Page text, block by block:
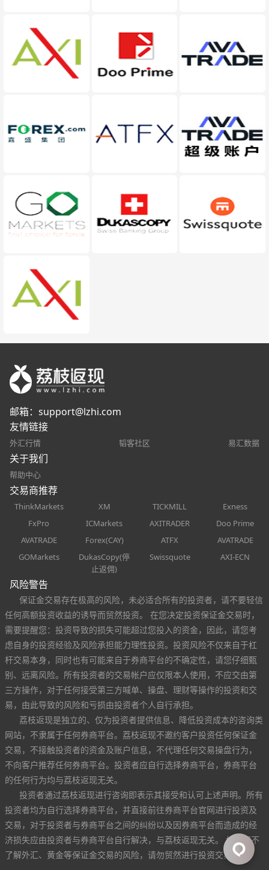
邮箱： support@lzhi.com
友情链接
外汇行情 韬客社区 易汇数据
关于我们
帮助中心
交易商推荐
ThinkMarkets XM TICKMILL
Exness
FxPro
ICMarkets AXITRADER
Doo Prime
AVATRADE
Forex(CAY) ATFX
AVATRADE
GOMarkets
DukasCopy(停
止返佣)
Swissquote AXI-ECN
风险警告
保证金交易存在极高的风险，未必适合所有的投资者，请不要轻信
任何高额投资收益的诱导而贸然投资。 在您决定投资保证金交易时，
需要提醒您：投资导致的损失可能超过您投入的资金，因此，请您考
虑自身的投资经验及风险承担能力理性投资。投资风险不仅来自于杠
杆交易本身，同时也有可能来自于券商平台的不确定性，请您仔细甄
别、远离风险。所有投资者的交易帐户应仅限本人使用，不应交由第
三方操作，对于任何接受第三方喊单、操盘、理财等操作的投资和交
易，由此导致的风险和亏损由投资者个人自行承担。
荔枝返现是独立的、仅为投资者提供信息、降低投资成本的咨询类
网站，不隶属于任何券商平台。荔枝返现不邀约客户投资任何保证金
交易，不接触投资者的资金及账户信息，不代理任何交易操盘行为，
不向客户推荐任何券商平台。投资者应自行选择券商平台，券商平台
的任何行为均与荔枝返现无关。
投资者通过荔枝返现进行咨询即表示其接受和认可上述声明。所有
投资者均为自行选择券商平台，并直接前往券商平台官网进行投资及
交易，对于投资者与券商平台之间的纠纷以及因券商平台而造成的经
济损失应由投资者与券商平台自行解决，与荔枝返现无关。 如果您不
了解外汇、黄金等保证金交易的风险，请勿贸然进行投资交易。